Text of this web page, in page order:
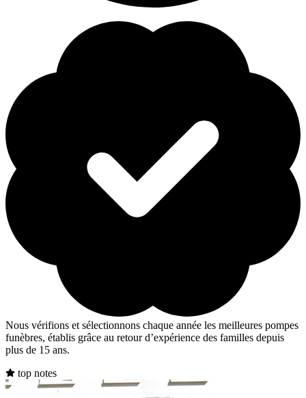
Nous vérifions et sélectionnons chaque année les meilleures pompes
funèbres, établis grâce au retour d’expérience des familles depuis
plus de 15 ans.
top notes